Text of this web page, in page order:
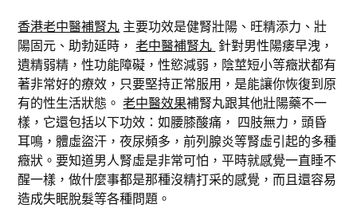
香港老中醫補腎丸 主要功效是健腎壯陽、旺精添力、壯
陽固元、助勃延時，老中醫補腎丸 針對男性陽痿早洩，
遺精弱精，性功能障礙，性慾減弱，陰莖短小等癥狀都有
著非常好的療效，只要堅持正常服用，是能讓你恢復到原
有的性生活狀態。老中醫效果補腎丸跟其他壯陽藥不一
樣，它還包括以下功效：如腰膝酸痛， 四肢無力，頭昏
耳鳴，體虛盜汗，夜尿頻多，前列腺炎等腎虛引起的多種
癥狀。要知道男人腎虛是非常可怕，平時就感覺一直睡不
醒一樣，做什麼事都是那種沒精打采的感覺，而且還容易
造成失眠脫髮等各種問題。